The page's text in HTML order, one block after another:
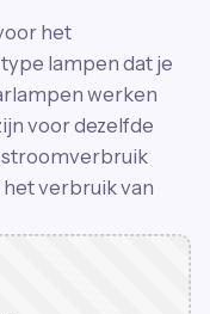
het
lampen dat je
werken
voor dezelfde
stroomverbruik
verbruik van